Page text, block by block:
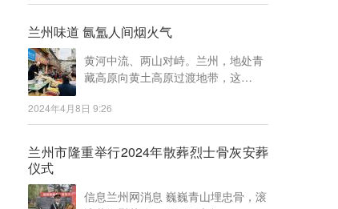
兰州味道 氤氲人间烟火气
黄河中流、两山对峙。兰州，地处青
藏高原向黄土高原过渡地带，这…
2024年4月8日 9:26
兰州市隆重举行2024年散葬烈士骨灰安葬
仪式
信息兰州网消息 巍巍青山埋忠骨，滚